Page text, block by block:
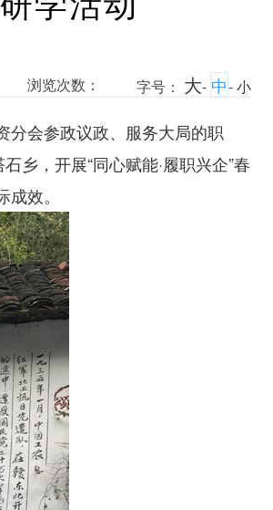
字号： 大- 中-小
浏览次数：
分会参政议政、服务大局的职
乡，开展“同心赋能·履职兴企”春
效。